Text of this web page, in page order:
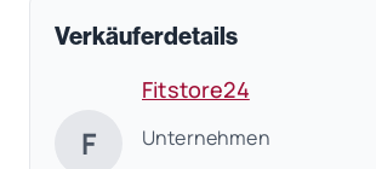
Verkäuferdetails
F
Fitstore24
Unternehmen